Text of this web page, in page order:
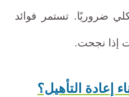
ضروريًا. تستمر فوائد
إذا نجحت.
إعادة التأهيل؟